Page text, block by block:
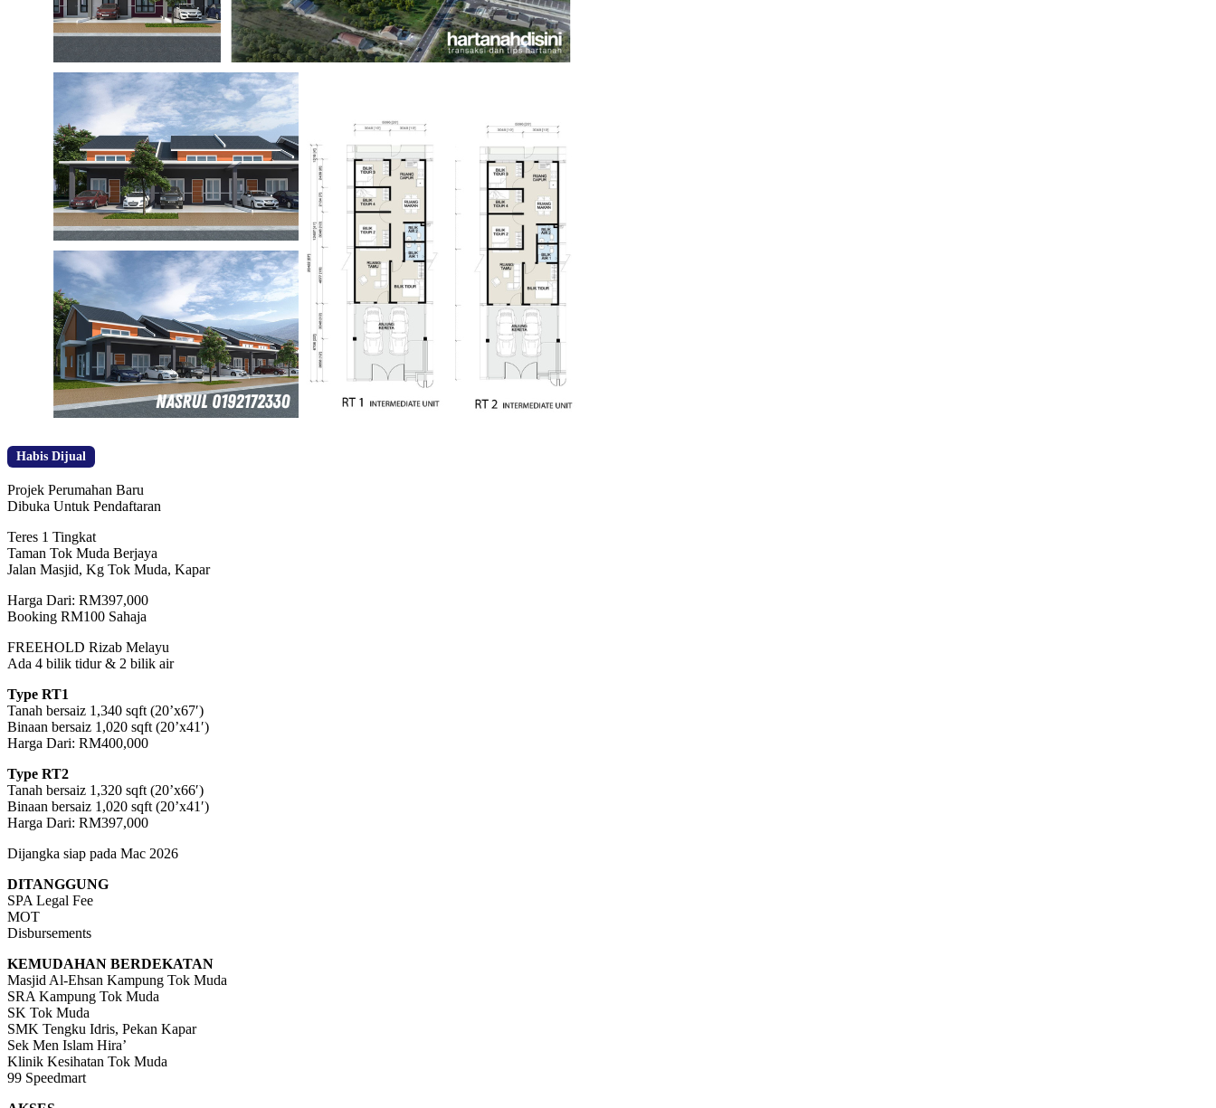
Habis Dijual
Projek Perumahan Baru
Dibuka Untuk Pendaftaran
Teres 1 Tingkat
Taman Tok Muda Berjaya
Jalan Masjid, Kg Tok Muda, Kapar
Harga Dari: RM397,000
Booking RM100 Sahaja
FREEHOLD Rizab Melayu
Ada 4 bilik tidur & 2 bilik air
Type RT1
Tanah bersaiz 1,340 sqft (20’x67′)
Binaan bersaiz 1,020 sqft (20’x41′)
Harga Dari: RM400,000
Type RT2
Tanah bersaiz 1,320 sqft (20’x66′)
Binaan bersaiz 1,020 sqft (20’x41′)
Harga Dari: RM397,000
Dijangka siap pada Mac 2026
DITANGGUNG
SPA Legal Fee
MOT
Disbursements
KEMUDAHAN BERDEKATAN
Masjid Al-Ehsan Kampung Tok Muda
SRA Kampung Tok Muda
SK Tok Muda
SMK Tengku Idris, Pekan Kapar
Sek Men Islam Hira’
Klinik Kesihatan Tok Muda
99 Speedmart